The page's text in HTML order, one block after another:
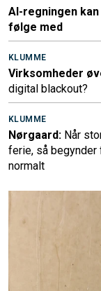
AI-regningen
følge med
KLUMME
Virksomheder
digital blackout?
KLUMME
Nørgaard: Når
ferie, så
normalt